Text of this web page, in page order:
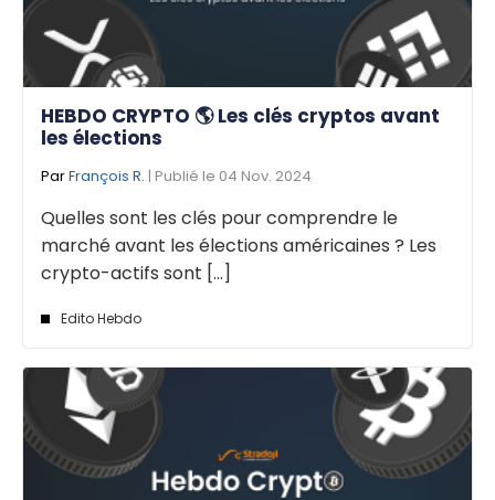
HEBDO CRYPTO 🌎 Les clés cryptos avant
les élections
ParFrançois R. | Publié le 04 Nov. 2024
Quelles sont les clés pour comprendre le
marché avant les élections américaines ? Les
crypto-actifs sont [...]
Edito Hebdo